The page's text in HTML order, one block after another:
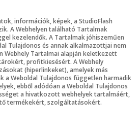
információk, képek, a StudioFlash
A Webhelyen található Tartalmak
kezelendők. A Tartalmak jóhiszeműen
Tulajdonos és annak alkalmazottjai nem
Webhely Tartalmai alapján keletkezett
profitkiesésért. A Webhely
(hiperlinkeket), amelyek más
a Weboldal Tulajdonos független harmadik
ebből adódóan a Weboldal Tulajdonos
a hivatkozott webhelyek tartalmáért,
termékekért, szolgáltatásokért.